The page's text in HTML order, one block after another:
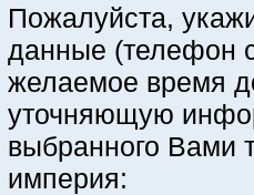
Пожалуйста,
данные (телефон
желаемое время
уточняющую
выбранного Вами
империя: